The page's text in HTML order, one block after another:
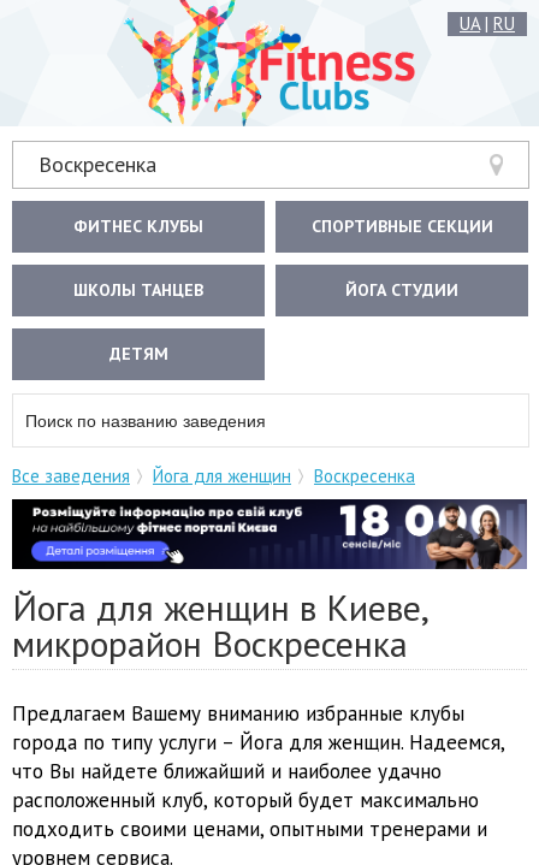
UA| RU
Воскресенка
ФИТНЕС КЛУБЫ СПОРТИВНЫЕ СЕКЦИИ
ШКОЛЫ ТАНЦЕВ ЙОГА СТУДИИ
ДЕТЯМ
Все заведения Йога для женщин Воскресенка
Йога для женщин в Киеве,
микрорайон Воскресенка
Предлагаем Вашему вниманию избранные клубы
города по типу услуги – Йога для женщин. Надеемся,
что Вы найдете ближайший и наиболее удачно
расположенный клуб, который будет максимально
подходить своими ценами, опытными тренерами и
уровнем сервиса.